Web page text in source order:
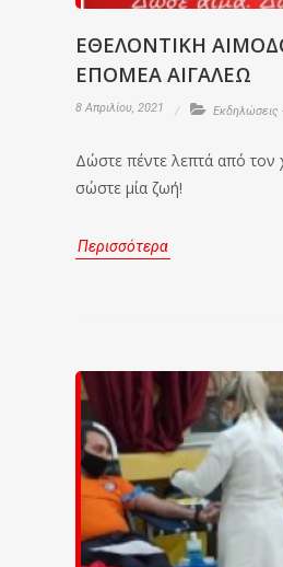
ΕΘΕΛΟΝΤΙΚΗ
ΕΠΟΜΕΑ ΑΙΓΑΛΕΩ
8 Απριλίου, 2021 Εκδηλώσεις
Δώστε πέντε λεπτά από τον
σώστε μία ζωή!
Περισσότερα